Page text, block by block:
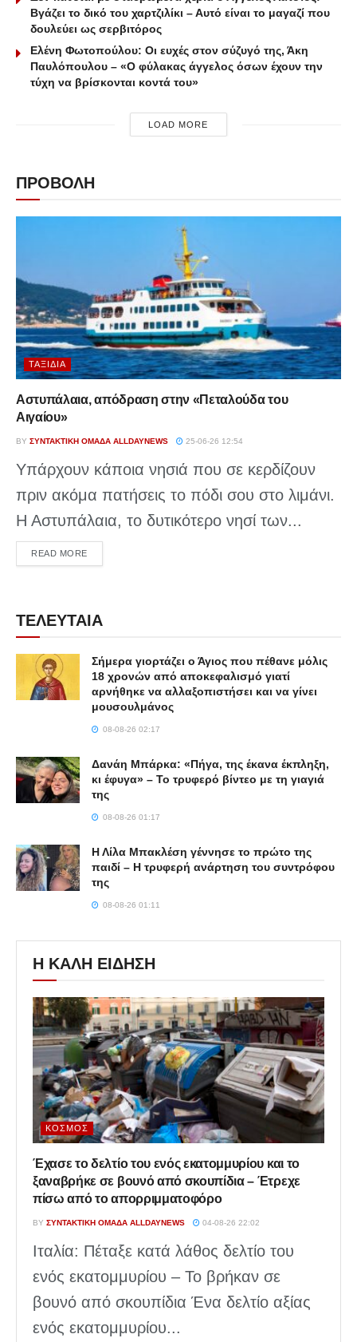
Βγάζει το δικό του χαρτζιλίκι – Αυτό είναι το μαγαζί που
δουλεύει ως σερβιτόρος
Ελένη Φωτοπούλου: Οι ευχές στον σύζυγό της, Άκη
Παυλόπουλου – «Ο φύλακας άγγελος όσων έχουν την
τύχη να βρίσκονται κοντά του»
LOAD MORE
ΠΡΟΒΟΛΗ
ΤΑΞΊΔΙΑ
Αστυπάλαια, απόδραση στην «Πεταλούδα του
Αιγαίου»
BY ΣΥΝΤΑΚΤΙΚΉ ΟΜΆΔΑ ALLDAYNEWS 25-06-26 12:54
Υπάρχουν κάποια νησιά που σε κερδίζουν
πριν ακόμα πατήσεις το πόδι σου στο λιμάνι.
Η Αστυπάλαια, το δυτικότερο νησί των...
READ MOREDETAILS
ΤΕΛΕΥΤΑΙΑ
Σήμερα γιορτάζει ο Άγιος που πέθανε μόλις
18 χρονών από αποκεφαλισμό γιατί
αρνήθηκε να αλλαξοπιστήσει και να γίνει
μουσουλμάνος
08-08-26 02:17
Δανάη Μπάρκα: «Πήγα, της έκανα έκπληξη,
κι έφυγα» – Το τρυφερό βίντεο με τη γιαγιά
της
08-08-26 01:17
Η Λίλα Μπακλέση γέννησε το πρώτο της
παιδί – Η τρυφερή ανάρτηση του συντρόφου
της
08-08-26 01:11
Η ΚΑΛΗ ΕΙΔΗΣΗ
ΚΌΣΜΟΣ
Έχασε το δελτίο του ενός εκατομμυρίου και το
ξαναβρήκε σε βουνό από σκουπίδια – Έτρεχε
πίσω από το απορριμματοφόρο
BY ΣΥΝΤΑΚΤΙΚΉ ΟΜΆΔΑ ALLDAYNEWS 04-08-26 22:02
Ιταλία: Πέταξε κατά λάθος δελτίο του
ενός εκατομμυρίου – Το βρήκαν σε
βουνό από σκουπίδια Ένα δελτίο αξίας
ενός εκατομμυρίου...